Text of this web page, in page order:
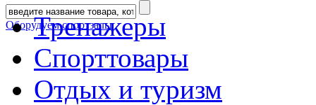
Оборудуем спортзалы
Тренажеры
Спорттовары
Отдых и туризм